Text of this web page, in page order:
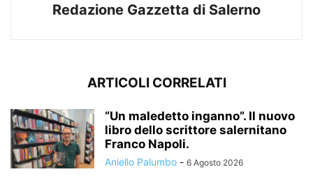
Redazione Gazzetta di Salerno
ARTICOLI CORRELATI
“Un maledetto inganno”. Il nuovo
libro dello scrittore salernitano
Franco Napoli.
Aniello Palumbo - 6 Agosto 2026